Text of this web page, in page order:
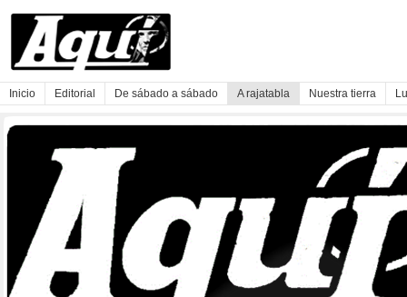
Inicio Editorial De sábado a sábado A rajatabla Nuestra tierra